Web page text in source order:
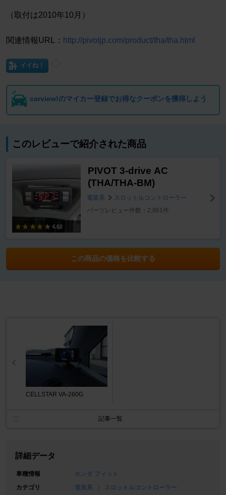
（取付は2010年10月）
関連情報URL： http://pivotjp.com/product/tha/tha.html
イイね！
carview!のマイカー登録でお得なクーポンを獲得しよう
このレビューで紹介された商品
4.60
PIVOT 3-drive AC
(THA/THA-BM)
電装系
スロットルコントローラー
パーツレビュー件数：2,861件
この商品の価格を比較する
CELLSTAR VA-260G
記事一覧
詳細データ
車種情報
ホンダ フィット
カテゴリ
電装系
スロットルコントローラー